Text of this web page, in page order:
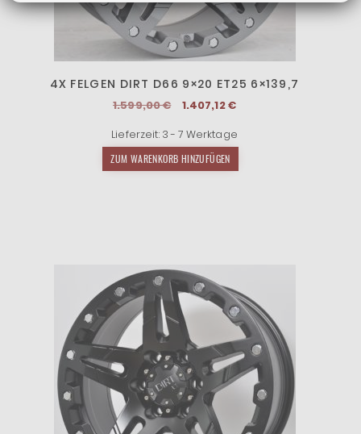
4X FELGEN DIRT D66 9×20 ET25 6×139,7
1.599,00€
Ursprünglicher
war:
1.599,00 €
1.407,12€Aktueller
ist:
Lieferzeit: 3 - 7 Werktage
ZUM WARENKORB HINZUFÜGEN